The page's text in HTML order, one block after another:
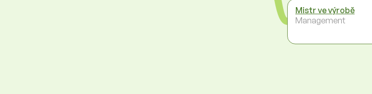
Mistr ve výrobě
Management